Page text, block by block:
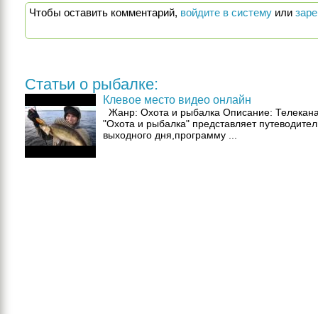
Чтобы оставить комментарий, войдите в систему или
Статьи о рыбалке:
Клевое место видео онлайн
Жанр: Охота и рыбалка Описание:
"Охота и рыбалка" представляет
выходного дня,программу ...